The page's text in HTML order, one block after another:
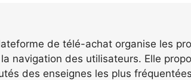
de télé-achat organise les
navigation des utilisateurs. Elle
des enseignes les plus